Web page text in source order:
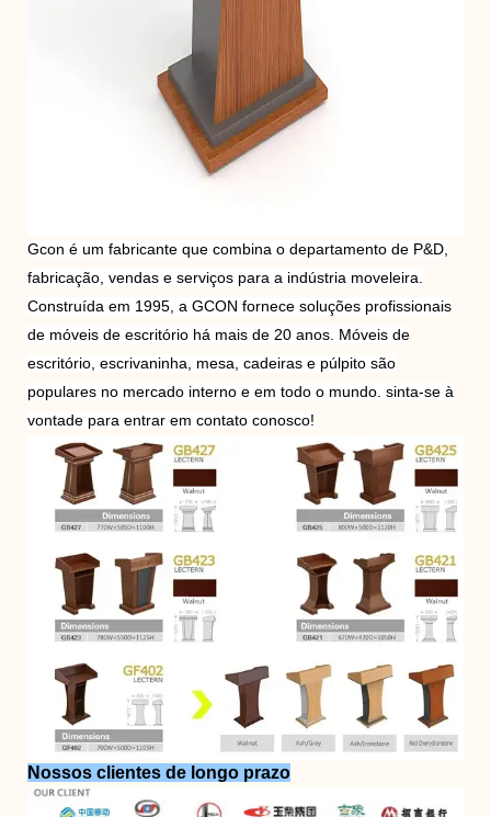
Gcon é um fabricante que combina o departamento de P&D,
fabricação, vendas e serviços para a indústria moveleira.
Construída em 1995, a GCON fornece soluções profissionais
de móveis de escritório há mais de 20 anos. Móveis de
escritório, escrivaninha, mesa, cadeiras e púlpito são
populares no mercado interno e em todo o mundo. sinta-se à
vontade para entrar em contato conosco!
Nossos clientes de longo prazo